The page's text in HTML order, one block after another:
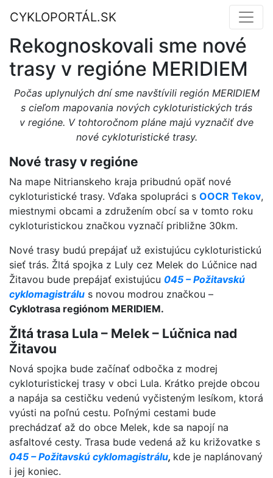
CYKLOPORTÁL.SK
Rekognoskovali sme nové
trasy v regióne MERIDIEM
Počas uplynulých dní sme navštívili región MERIDIEM
s cieľom mapovania nových cykloturistických trás
v regióne. V tohtoročnom pláne majú vyznačiť dve
nové cykloturistické trasy.
Nové trasy v regióne
Na mape Nitrianskeho kraja pribudnú opäť nové
cykloturistické trasy. Vďaka spolupráci s OOCR Tekov,
miestnymi obcami a združením obcí sa v tomto roku
cykloturistickou značkou vyznačí približne 30km.
Nové trasy budú prepájať už existujúcu cykloturistickú
sieť trás. Žltá spojka z Luly cez Melek do Lúčnice nad
Žitavou bude prepájať existujúcu 045 – Požitavskú
cyklomagistrálu s novou modrou značkou –
Cyklotrasa regiónom MERIDIEM.
Žltá trasa Lula – Melek – Lúčnica nad
Žitavou
Nová spojka bude začínať odbočka z modrej
cykloturistickej trasy v obci Lula. Krátko prejde obcou
a napája sa cestičku vedenú vyčisteným lesíkom, ktorá
vyústi na poľnú cestu. Poľnými cestami bude
prechádzať až do obce Melek, kde sa napojí na
asfaltové cesty. Trasa bude vedená až ku križovatke s
045 – Požitavskú cyklomagistrálu, kde je naplánovaný
i jej koniec.